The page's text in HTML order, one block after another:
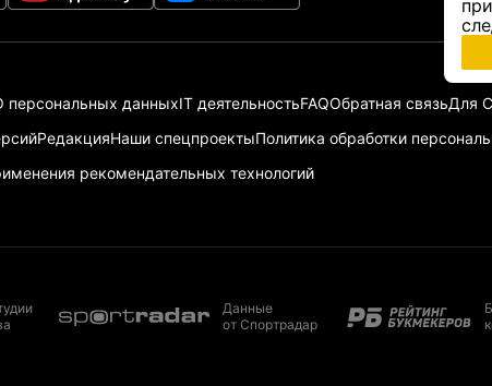
персональных данныхIT деятельностьFAQОбратная связьДля
РедакцияНаши спецпроектыПолитика обработки
рекомендательных технологий
Данные
от Спортрадар